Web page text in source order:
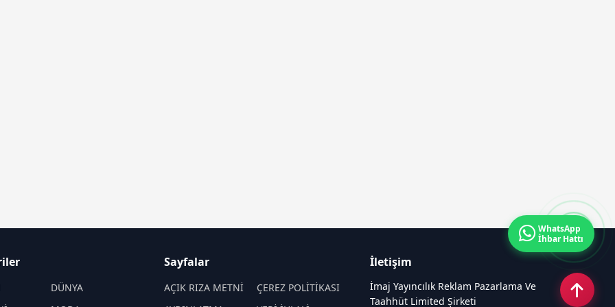
DÜNYA
Sayfalar
AÇIK RIZA METNİ
ÇEREZ POLİTİKASI
İletişim
İmaj Yayıncılık Reklam Pazarlama Ve
Taahhüt Limited Şirketi
WhatsApp
İhbar Hattı